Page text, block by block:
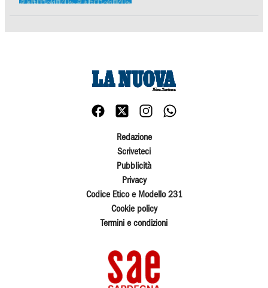
Redazione
Scriveteci
Pubblicità
Privacy
Codice Etico e Modello 231
Cookie policy
Termini e condizioni